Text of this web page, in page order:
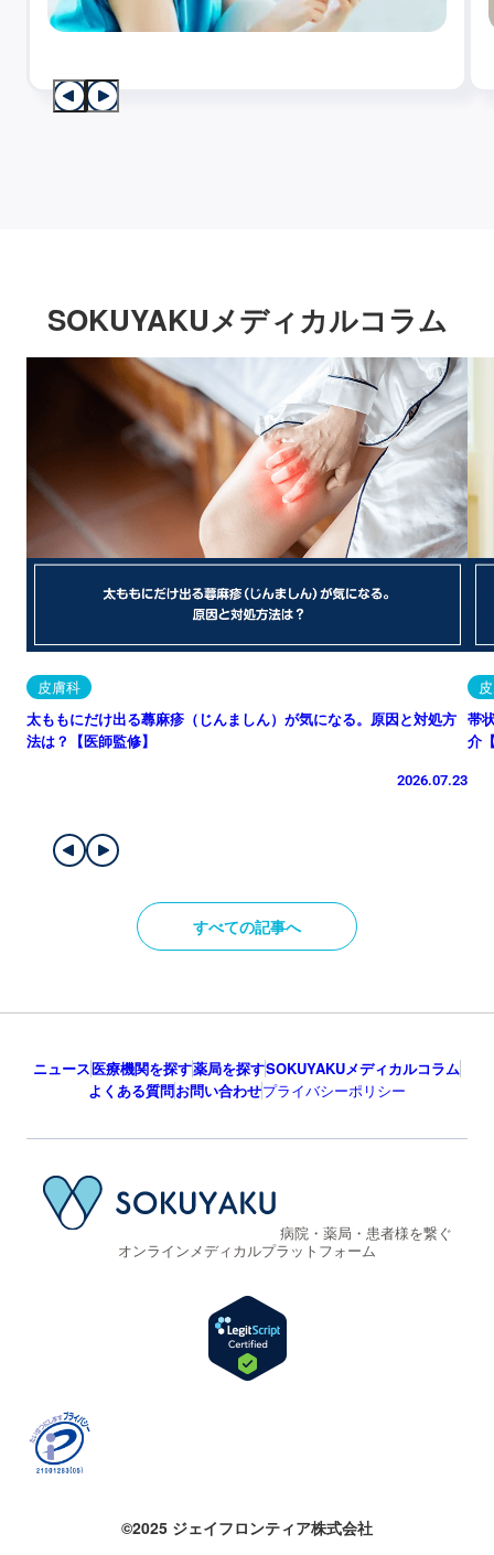
SOKUYAKUメディカルコラム
皮膚科
太ももにだけ出る蕁麻疹（じんましん）が気になる。原因と対処方
法は？【医師監修】
2026.07.23
帯
介
すべての記事へ
ニュース医療機関を探す薬局を探すSOKUYAKUメディカルコラム
よくある質問お問い合わせプライバシーポリシー
病院・薬局・患者様を繋ぐ
オンラインメディカルプラットフォーム
©2025 ジェイフロンティア株式会社